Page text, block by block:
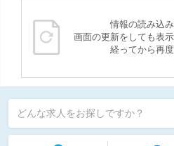
情報の読み込
画面の更新をしても表
経ってから再
どんな求人をお探しですか？